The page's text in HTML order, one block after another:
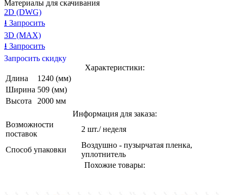
Материалы для скачивания
2D (DWG)
⭳ Запросить
3D (MAX)
⭳ Запросить
Запросить скидку
Характеристики:
Длина
1240 (мм)
Ширина 509 (мм)
Высота
2000 мм
Информация для заказа:
Возможности
поставок
2 шт./ неделя
Способ упаковки
Воздушно - пузырчатая пленка,
уплотнитель
Похожие товары: